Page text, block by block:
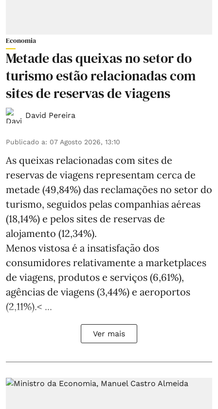
Economia
Metade das queixas no setor do
turismo estão relacionadas com
sites de reservas de viagens
David Pereira
Publicado a: 07 Agosto 2026, 13:10
As queixas relacionadas com sites de
reservas de viagens representam cerca de
metade (49,84%) das reclamações no setor do
turismo, seguidos pelas companhias aéreas
(18,14%) e pelos sites de reservas de
alojamento (12,34%).
Menos vistosa é a insatisfação dos
consumidores relativamente a marketplaces
de viagens, produtos e serviços (6,61%),
agências de viagens (3,44%) e aeroportos
(2,11%).< ...
Ver mais